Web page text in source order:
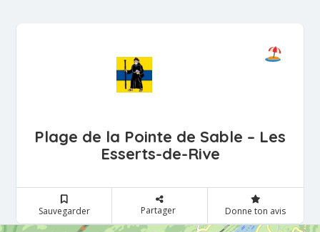
Plage de la Pointe de Sable – Les
Esserts-de-Rive
Sauvegarder Partager Donne ton avis